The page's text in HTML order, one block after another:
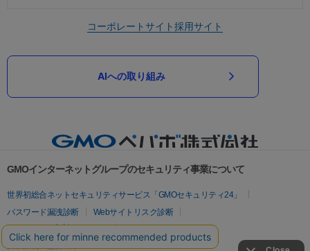
コーポレートサイト採用サイト
AIへの取り組み
GMOインターネットグループのセキュリティ事業について
世界初総合ネットセキュリティサービス「GMOセキュリティ24」
パスワード漏洩診断
Webサイトリスク診断
セキュリティ相談AIチャットボット
実在証明・盗聴対策